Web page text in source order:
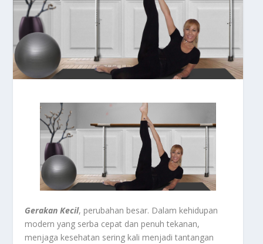
Gerakan Kecil, perubahan besar. Dalam kehidupan
modern yang serba cepat dan penuh tekanan,
menjaga kesehatan sering kali menjadi tantangan